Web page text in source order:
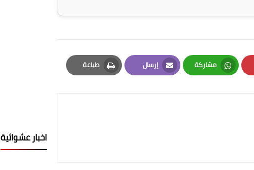
مشاركة
Whatsapp
إرسال
Email
طباعة
Print
اخبار عشوائية